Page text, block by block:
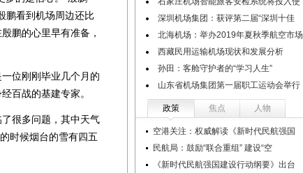
鹏看到机场周边还比
鹏的心里早有准备，
位刚刚毕业几个月的
百战的基建专家。
很多问题，其中天气
时候烟台的雪有四五
深圳机场集团：获评第二届“深圳十佳
北海机场：举办2019年夏秋季航空市场
西藏民用运输机场现状和发展分析
孙田：客舱守护者的“学习人生”
山东省机场集团第一届职工运动会举行
政策 焦点 人物
空港关注：权威解读《新时代民航强国
民航局：鼓励“联合重组” 建设“空
《新时代民航强国建设行动纲要》出台